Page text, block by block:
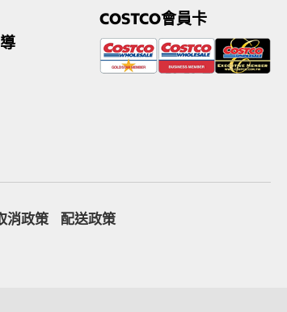
COSTCO會員卡
消政策 配送政策